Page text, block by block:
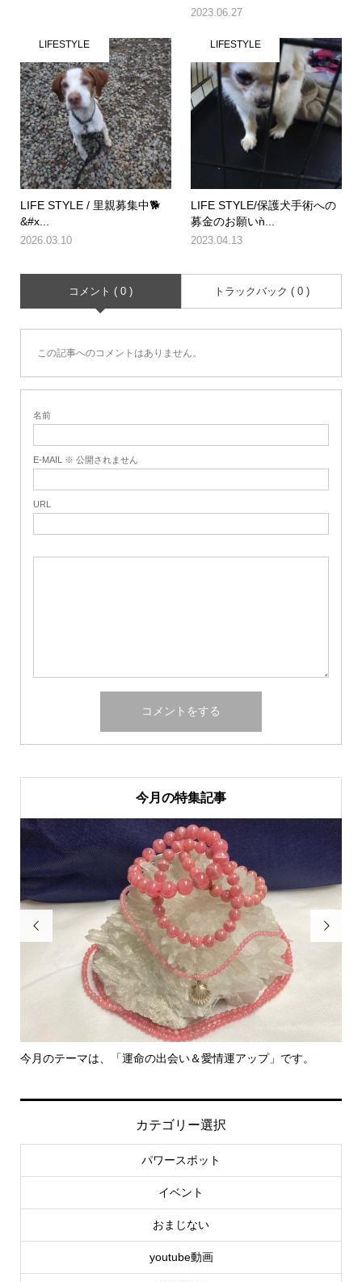
2023.06.27
LIFESTYLE
LIFE STYLE / 里親募集中🐕
&#x...
2026.03.10
LIFESTYLE
LIFE STYLE/保護犬手術への
募金のお願いǹ...
2023.04.13
コメント ( 0 ) トラックバック ( 0 )
この記事へのコメントはありません。
名前
E-MAIL ※ 公開されません
URL
今月の特集記事

今月のテーマは、「運命の出会い＆愛情運アップ」です。

カテゴリー選択
パワースポット
イベント
おまじない
youtube動画